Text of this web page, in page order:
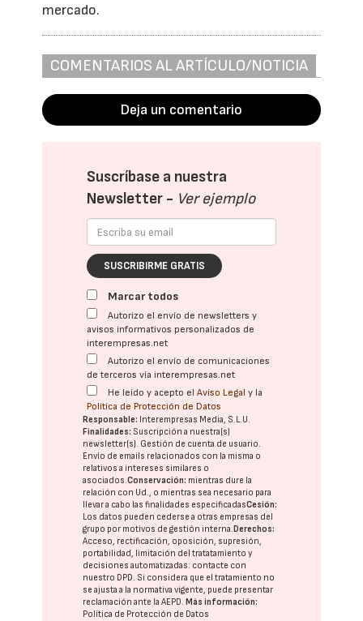
mercado.
COMENTARIOS AL ARTÍCULO/NOTICIA
Deja un comentario
Suscríbase a nuestra
Newsletter - Ver ejemplo
SUSCRIBIRME GRATIS
Marcar todos
Autorizo el envío de newsletters y
avisos informativos personalizados de
interempresas.net
Autorizo el envío de comunicaciones
de terceros vía interempresas.net
He leído y acepto elAviso Legal y la
Política de Protección de Datos
Responsable: Interempresas Media, S.L.U.
Finalidades: Suscripción a nuestra(s)
newsletter(s). Gestión de cuenta de usuario.
Envío de emails relacionados con la misma o
relativos a intereses similares o
asociados.Conservación: mientras dure la
relación con Ud., o mientras sea necesario para
llevar a cabo las finalidades especificadasCesión:
Los datos pueden cederse a otras empresas del
grupo por motivos de gestión interna. Derechos:
Acceso, rectificación, oposición, supresión,
portabilidad, limitación del tratatamiento y
decisiones automatizadas: contacte con
nuestro DPD. Si considera que el tratamiento no
se ajusta a la normativa vigente, puede presentar
reclamación ante laAEPD. Más información:
Política de Protección de Datos